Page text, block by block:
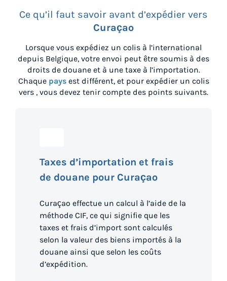
Ce qu’il faut savoir avant d’expédier vers
Curaçao
Lorsque vous expédiez un colis à l’international
depuis Belgique, votre envoi peut être soumis à des
droits de douane et à une taxe à l’importation.
Chaque paysest différent, et pour expédier un colis
vers , vous devez tenir compte des points suivants.
Taxes d’importation et frais
de douane pour Curaçao
Curaçao effectue un calcul à l’aide de la
méthode CIF, ce qui signifie que les
taxes et frais d’import sont calculés
selon la valeur des biens importés à la
douane ainsi que selon les coûts
d’expédition.